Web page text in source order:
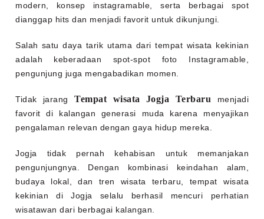
modern, konsep instagramable, serta berbagai spot
dianggap hits dan menjadi favorit untuk dikunjungi.
Salah satu daya tarik utama dari tempat wisata kekinian
adalah keberadaan spot-spot foto Instagramable,
pengunjung juga mengabadikan momen.
Tidak jarangTempat wisata Jogja Terbaru menjadi
favorit di kalangan generasi muda karena menyajikan
pengalaman relevan dengan gaya hidup mereka.
Jogja tidak pernah kehabisan untuk memanjakan
pengunjungnya. Dengan kombinasi keindahan alam,
budaya lokal, dan tren wisata terbaru, tempat wisata
kekinian di Jogja selalu berhasil mencuri perhatian
wisatawan dari berbagai kalangan.